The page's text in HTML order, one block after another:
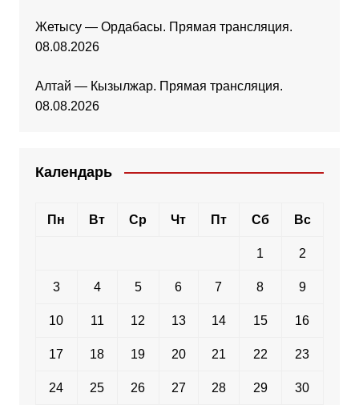
Жетысу — Ордабасы. Прямая трансляция.
08.08.2026
Алтай — Кызылжар. Прямая трансляция.
08.08.2026
Календарь
Пн Вт Ср Чт Пт Сб Вс
1 2
3 4 5 6 7 8 9
10 11 12 13 14 15 16
17 18 19 20 21 22 23
24 25 26 27 28 29 30